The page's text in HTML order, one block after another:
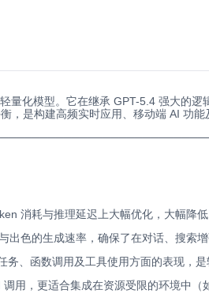
量化模型。它在继承 GPT-5.4 强大的
是构建高频实时应用、移动端 AI 功能
消耗与推理延迟上大幅优化，大幅降
色的生成速率，确保了在对话、搜索
务、函数调用及工具使用方面的表现，
用，更适合集成在资源受限的环境中（